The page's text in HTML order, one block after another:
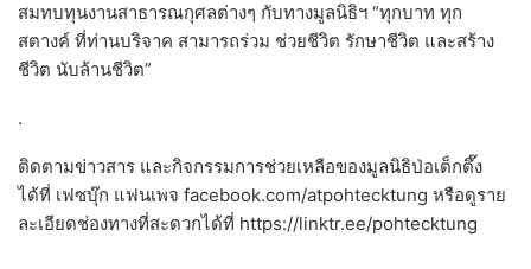
สมทบทุนงานสาธารณกุศลต่างๆ กับทางมูลนิธิฯ “ทุกบาท ทุก
สตางค์ ที่ท่านบริจาค สามารถร่วม ช่วยชีวิต รักษาชีวิต และสร้าง
ชีวิต นับล้านชีวิต”
.
ติดตามข่าวสาร และกิจกรรมการช่วยเหลือของมูลนิธิป่อเต็กตึ๊ง
ได้ที่ เฟซบุ๊ก แฟนเพจ facebook.com/atpohtecktung หรือดูราย
ละเอียดช่องทางที่สะดวกได้ที่ https://linktr.ee/pohtecktung